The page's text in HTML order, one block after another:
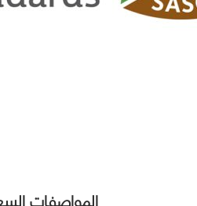
المواصفات